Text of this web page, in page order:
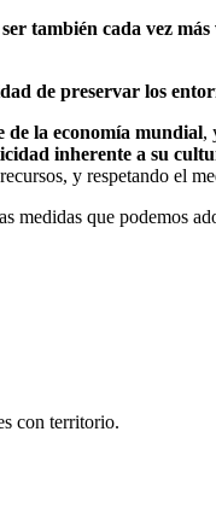
también cada vez más
de preservar los
de la economía mundial,
inherente a su
y respetando el
medidas que podemos
con territorio.